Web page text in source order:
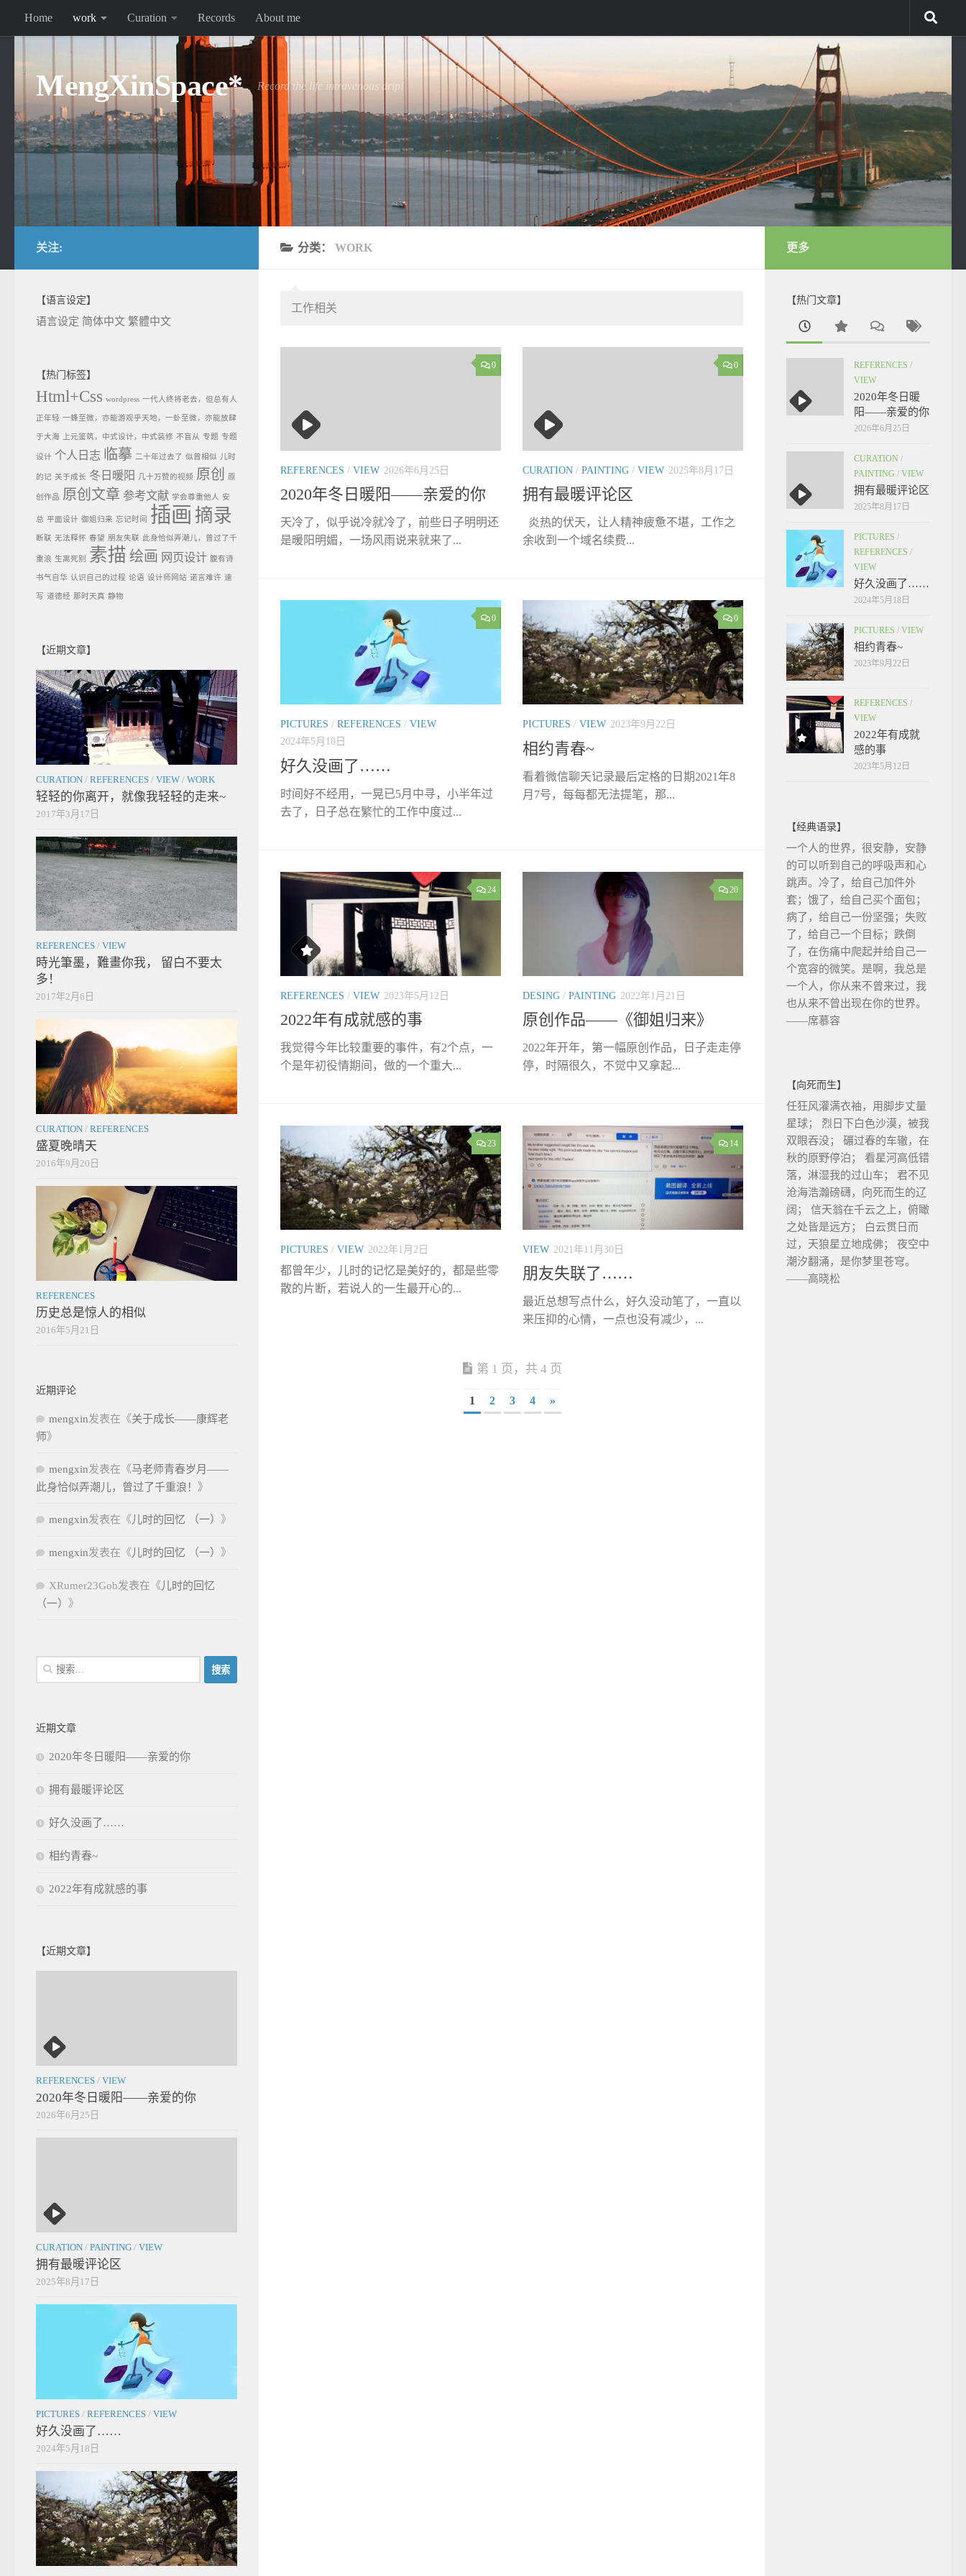
跳至内容
Home work Curation Records About me
MengXinSpace* Record the life intravenous drip!
分类： WORK
工作相关
0
REFERENCES / VIEW 2026年6月25日
2020年冬日暖阳——亲爱的你
天冷了，似乎说冷就冷了，前些日子明明还
是暖阳明媚，一场风雨说来就来了...
0
CURATION / PAINTING / VIEW 2025年8月17日
拥有最暖评论区
炎热的伏天，让人精神疲惫不堪，工作之
余收到一个域名续费...
0
PICTURES / REFERENCES / VIEW
2024年5月18日
好久没画了……
时间好不经用，一晃已5月中寻，小半年过
去了，日子总在繁忙的工作中度过...
0
PICTURES / VIEW 2023年9月22日
相约青春~
看着微信聊天记录最后定格的日期2021年8
月7号，每每都无法提笔，那...
24
REFERENCES / VIEW 2023年5月12日
2022年有成就感的事
我觉得今年比较重要的事件，有2个点，一
个是年初役情期间，做的一个重大...
20
DESING / PAINTING 2022年1月21日
原创作品——《御姐归来》
2022年开年，第一幅原创作品，日子走走停
停，时隔很久，不觉中又拿起...
23
PICTURES / VIEW 2022年1月2日
都曾年少，儿时的记忆是美好的，都是些零
散的片断，若说人的一生最开心的...
14
VIEW 2021年11月30日
朋友失联了……
最近总想写点什么，好久没动笔了，一直以
来压抑的心情，一点也没有减少，...
第 1 页，共 4 页
1 2 3 4 »
关注:
【语言设定】
语言设定 简体中文 繁體中文
【热门标签】
Html+Css wordpress 一代人终将老去，但总有人
正年轻 一蜂至微，亦能游观乎天地，一虲至微，亦能放肆
于大海 上元鉴筑，中式设计，中式装修 不盲从 专题 专题
设计 个人日志 临摹 二十年过去了 似曾相似 儿时
的记 关于成长 冬日暖阳 几十万赞的视频 原创 原
创作品 原创文章 参考文献 学会尊重他人 安
总 平面设计 御姐归来 忘记时间 插画 摘录
断联 无法释怀 春望 朋友失联 此身恰似弄潮儿，曾过了千
重浪 生离死别 素描 绘画 网页设计 腹有诗
书气自华 认识自己的过程 论语 设计师网站 诺言难许 速
写 道德经 那时天真 静物
【近期文章】
CURATION / REFERENCES / VIEW / WORK
轻轻的你离开，就像我轻轻的走来~
2017年3月17日
REFERENCES / VIEW
時光筆墨，難畫你我， 留白不要太
多！
2017年2月6日
CURATION / REFERENCES
盛夏晚晴天
2016年9月20日
REFERENCES
历史总是惊人的相似
2016年5月21日
近期评论
mengxin发表在《关于成长——康辉老
师》
mengxin发表在《马老师青春岁月——
此身恰似弄潮儿，曾过了千重浪！ 》
mengxin发表在《儿时的回忆 （一） 》
mengxin发表在《儿时的回忆 （一） 》
XRumer23Gob发表在《儿时的回忆
（一） 》
搜
索：
近期文章
2020年冬日暖阳——亲爱的你
拥有最暖评论区
好久没画了……
相约青春~
2022年有成就感的事
【近期文章】
REFERENCES / VIEW
2020年冬日暖阳——亲爱的你
2026年6月25日
CURATION / PAINTING / VIEW
拥有最暖评论区
2025年8月17日
PICTURES / REFERENCES / VIEW
好久没画了……
2024年5月18日
更多
【热门文章】
REFERENCES /
VIEW
2020年冬日暖
阳——亲爱的你
2026年6月25日
CURATION /
PAINTING / VIEW
拥有最暖评论区
2025年8月17日
PICTURES /
REFERENCES /
VIEW
好久没画了……
2024年5月18日
PICTURES / VIEW
相约青春~
2023年9月22日
REFERENCES /
VIEW
2022年有成就
感的事
2023年5月12日
【经典语录】
一个人的世界，很安静，安静
的可以听到自己的呼吸声和心
跳声。冷了，给自己加件外
套；饿了，给自己买个面包；
病了，给自己一份坚强；失败
了，给自己一个目标；跌倒
了，在伤痛中爬起并给自己一
个宽容的微笑。是啊，我总是
一个人，你从来不曾来过，我
也从来不曾出现在你的世界。
——席慕容
【向死而生】
任狂风灌满衣袖，用脚步丈量
星球； 烈日下白色沙漠，被我
双眼吞没； 碾过春的车辙，在
秋的原野停泊； 看星河高低错
落，淋湿我的过山车； 君不见
沧海浩瀚磅礴，向死而生的辽
阔； 信天翁在千云之上，俯瞰
之处皆是远方； 白云贯日而
过，天狼星立地成佛； 夜空中
潮汐翻涌，是你梦里苍穹。
——高晓松